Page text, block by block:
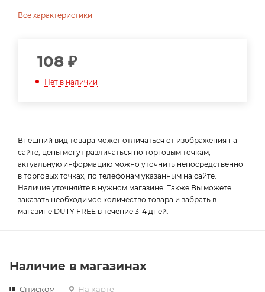
Все характеристики
108 ₽
Нет в наличии
Внешний вид товара может отличаться от изображения на
сайте, цены могут различаться по торговым точкам,
актуальную информацию можно уточнить непосредственно
в торговых точках, по телефонам указанным на сайте.
Наличие уточняйте в нужном магазине. Также Вы можете
заказать необходимое количество товара и забрать в
магазине DUTY FREE в течение 3-4 дней.
Наличие в магазинах
Списком На карте